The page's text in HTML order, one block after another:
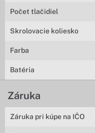
Počet tlačidiel
Skrolovacie koliesko
Farba
Batéria
Záruka
Záruka pri kúpe na IČO